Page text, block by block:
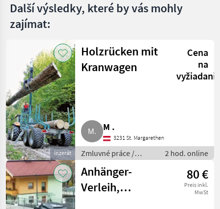
Další výsledky, které by vás mohly
zajímat:
Inzerát
Holzrücken mit
Kranwagen
Cena
na
M .
3231 St. Margarethen
Zmluvné práce /
Kácanie dreva /
prehodenie lesa
2 hod. online
Anhänger-
Verleih,
80 €
Preis inkl.
MwSt